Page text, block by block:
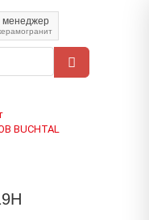
менеджер
BUCHTAL